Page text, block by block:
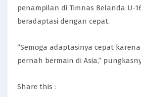
penampilan di Timnas Belanda U-
beradaptasi dengan cepat.
“Semoga adaptasinya cepat
pernah bermain di Asia,”
Share this :